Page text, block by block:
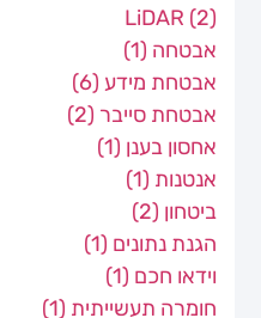
LiDAR (2)
אבטחה (1)
אבטחת מידע (6)
אבטחת סייבר (2)
אחסון בענן (1)
אנטנות (1)
ביטחון (2)
הגנת נתונים (1)
וידאו חכם (1)
חומרה תעשייתית (1)